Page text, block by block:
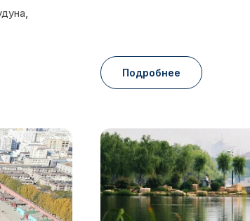
Подробнее